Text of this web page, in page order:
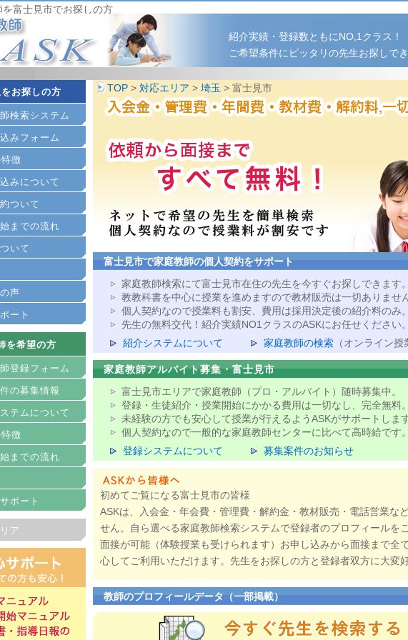
を富士見市でお探しの方
紹介実績・登録数ともにNO,1クラス！
ご希望条件にピッタリの先生お探しで
TOP > 対応エリア > 埼玉 > 富士見市
富士見市で家庭教師の個人契約をサポート
家庭教師検索にて富士見市在住の先生を今すぐお探しできます。
教教科書を中心に授業を進めますので教材販売は一切ありません
個人契約なので授業料も割安、費用は採用決定後の紹介料のみ。
先生の無料交代！紹介実績NO1クラスのASKにお任せください。
紹介システムについて
家庭教師の検索 （オンライン授
家庭教師アルバイト募集・富士見市
富士見市エリアで家庭教師（プロ・アルバイト）随時募集中。
登録・生徒紹介・授業開始にかかる費用は一切なし、完全無料。
未経験の方でも安心して授業が行えるようASKがサポートします
個人契約なので一般的な家庭教師センターに比べて高時給です。
登録システムについて
募集案件のお知らせ
初めてご覧になる富士見市の皆様
ASKは、入会金・年会費・管理費・解約金・教材販売・電話営業な
せん。自ら選べる家庭教師検索システムで登録者のプロフィールを
面接が可能（体験授業も受けられます）お申し込みから面接まで全
心してご利用いただけます。先生をお探しの方と登録者双方に大変
教師のプロフィールデータ（一部掲載）
お探しの方
検索システム
みフォーム
徴
みについて
ついて
までの流れ
いて
声
ート
を希望の方
登録フォーム
の募集情報
テムについて
徴
までの流れ
ポート
ア